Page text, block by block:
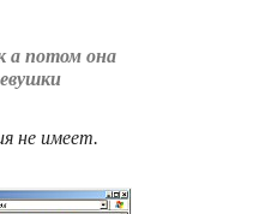
а потом она
не имеет.